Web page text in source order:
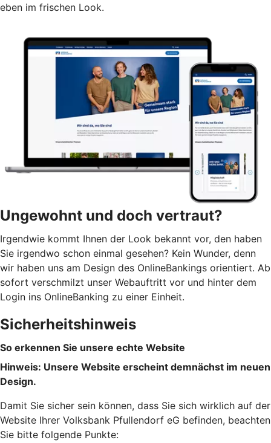
eben im frischen Look.
Ungewohnt und doch vertraut?
Irgendwie kommt Ihnen der Look bekannt vor, den haben
Sie irgendwo schon einmal gesehen? Kein Wunder, denn
wir haben uns am Design des OnlineBankings orientiert. Ab
sofort verschmilzt unser Webauftritt vor und hinter dem
Login ins OnlineBanking zu einer Einheit.
Sicherheitshinweis
So erkennen Sie unsere echte Website
Hinweis: Unsere Website erscheint demnächst im neuen
Design.
Damit Sie sicher sein können, dass Sie sich wirklich auf der
Website Ihrer Volksbank Pfullendorf eG befinden, beachten
Sie bitte folgende Punkte: